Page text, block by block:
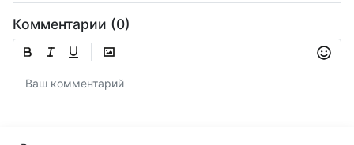
Комментарии (0)